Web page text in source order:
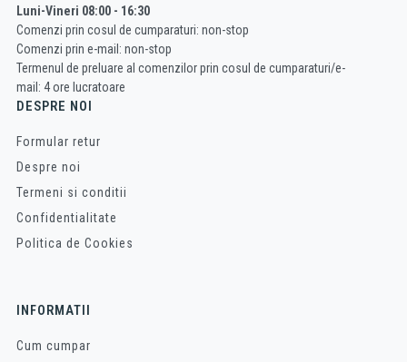
Luni-Vineri 08:00 - 16:30
Comenzi prin cosul de cumparaturi: non-stop
Comenzi prin e-mail: non-stop
Termenul de preluare al comenzilor prin cosul de cumparaturi/e-
mail: 4 ore lucratoare
DESPRE NOI
Formular retur
Despre noi
Termeni si conditii
Confidentialitate
Politica de Cookies
INFORMATII
Cum cumpar